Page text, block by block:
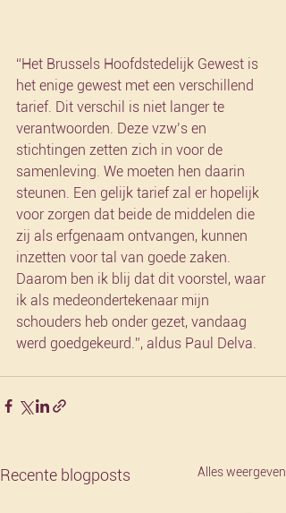
“Het Brussels Hoofdstedelijk Gewest is
het enige gewest met een verschillend
tarief. Dit verschil is niet langer te
verantwoorden. Deze vzw’s en
stichtingen zetten zich in voor de
samenleving. We moeten hen daarin
steunen. Een gelijk tarief zal er hopelijk
voor zorgen dat beide de middelen die
zij als erfgenaam ontvangen, kunnen
inzetten voor tal van goede zaken.
Daarom ben ik blij dat dit voorstel, waar
ik als medeondertekenaar mijn
schouders heb onder gezet, vandaag
werd goedgekeurd.”, aldus Paul Delva.
Recente blogposts Alles weergeven